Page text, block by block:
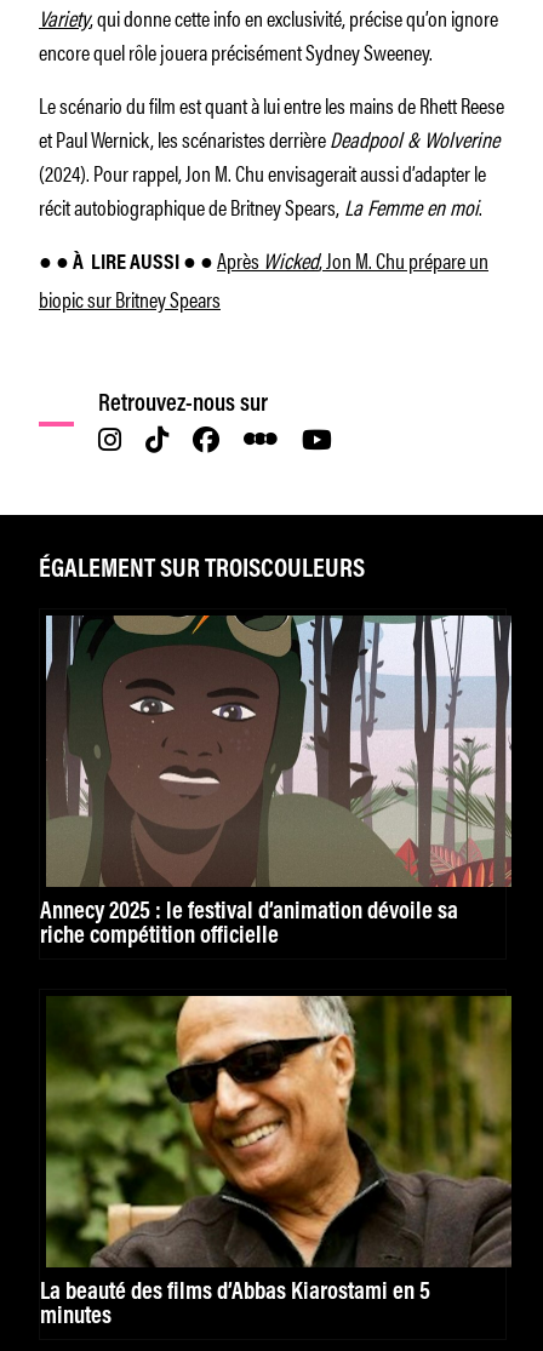
Variety, qui donne cette info en exclusivité, précise qu’on ignore
encore quel rôle jouera précisément Sydney Sweeney.
Le scénario du film est quant à lui entre les mains de Rhett Reese
et Paul Wernick, les scénaristes derrièreDeadpool & Wolverine
(2024). Pour rappel, Jon M. Chu envisagerait aussi d’adapter le
récit autobiographique de Britney Spears,La Femme en moi.
● ● À LIRE AUSSI ● ●AprèsWicked, Jon M. Chu prépare un
biopic sur Britney Spears
Retrouvez-nous sur
ÉGALEMENT SUR TROISCOULEURS
Annecy 2025 : le festival d’animation dévoile sa
riche compétition officielle
La beauté des films d’Abbas Kiarostami en 5
minutes